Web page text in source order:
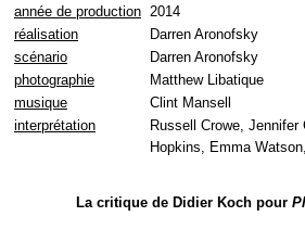
année de production 2014
réalisation
Darren Aronofsky
scénario
Darren Aronofsky
photographie
Matthew Libatique
musique
Clint Mansell
interprétation
Russell Crowe, Jennifer
Hopkins, Emma
La critique de Didier Koch pour